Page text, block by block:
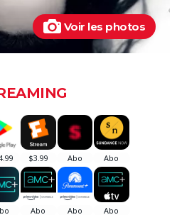
Voir les photos